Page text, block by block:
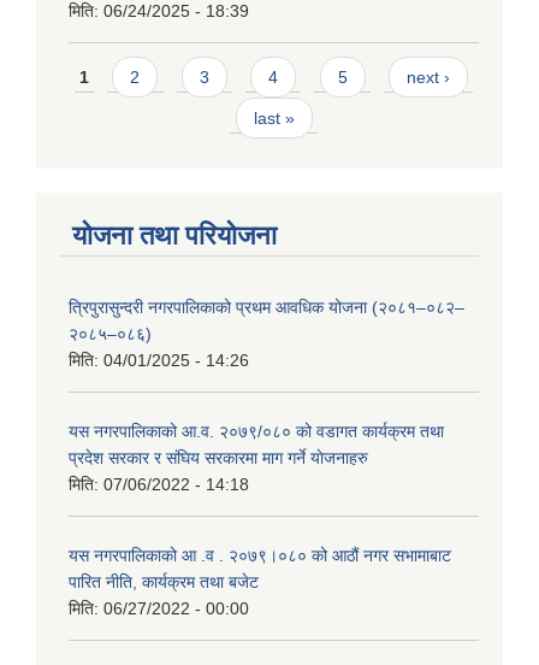
मिति: 06/24/2025 - 18:39
Pages
1 2 3 4 5 next ›
last »
योजना तथा परियोजना
त्रिपुरासुन्दरी नगरपालिकाको प्रथम आवधिक योजना (२०८१–०८२–
२०८५–०८६)
मिति: 04/01/2025 - 14:26
यस नगरपालिकाको आ.व. २०७९/०८० को वडागत कार्यक्रम तथा
प्रदेश सरकार र संघिय सरकारमा माग गर्ने याेजनाहरु
मिति: 07/06/2022 - 14:18
यस नगरपालिकाको आ‍ .व . २०७९।०८० को आठौं नगर सभामाबाट
पारित नीति, कार्यक्रम तथा बजेट
मिति: 06/27/2022 - 00:00